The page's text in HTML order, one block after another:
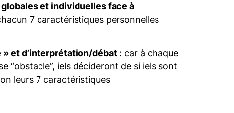
et individuelles face à
7 caractéristiques personnelles
» et d’interprétation/débat : car à chaque
“obstacle”, iels décideront de si iels sont
leurs 7 caractéristiques